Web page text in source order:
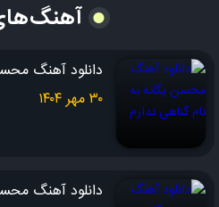
دانلود آهنگ
۳۰ مهر ۱۴۰۴
دانلود آهنگ